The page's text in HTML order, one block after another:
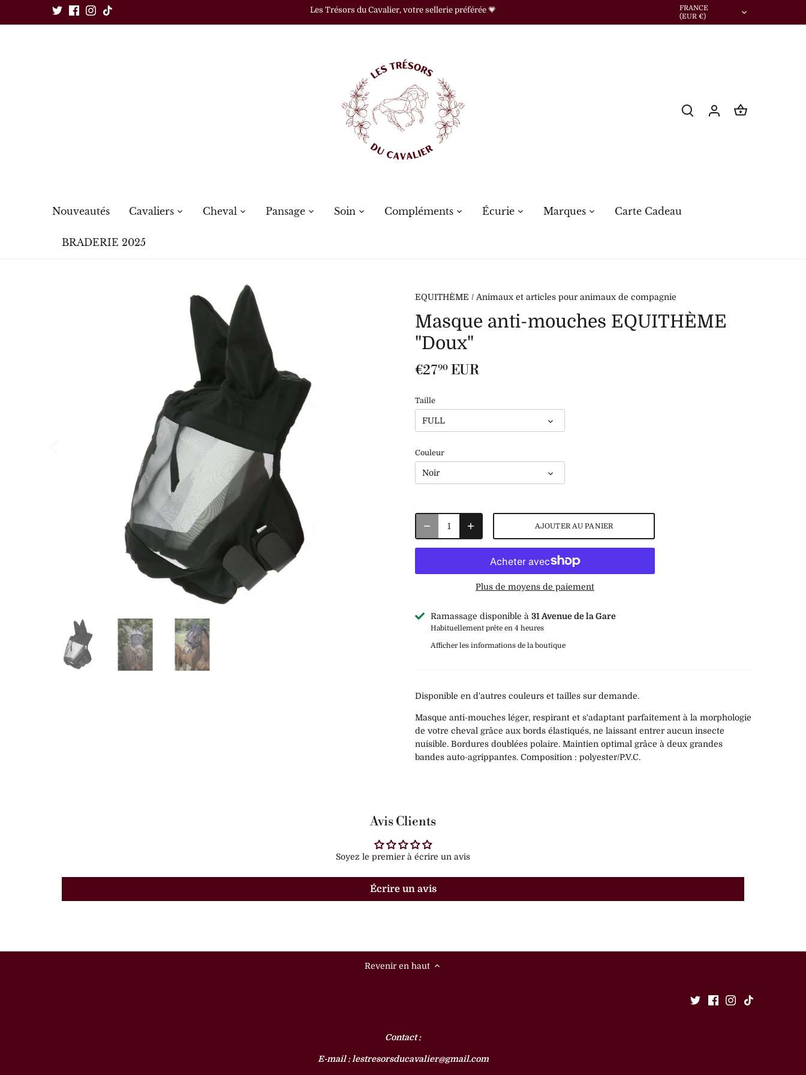
contenu
Les Trésors du Cavalier, votre sellerie préférée 💗 Devise
FRANCE
(EUR €)
Nouveautés Cavaliers Cheval Pansage Soin Compléments Écurie Marques Carte Cadeau
BRADERIE 2025
EQUITHÈME / Animaux et articles pour animaux de compagnie
Masque anti-mouches EQUITHÈME
"Doux"
€2790 EUR
Taille
FULL
Couleur
Noir
AJOUTER AU PANIER
Plus de moyens de paiement
Ramassage disponible à 31 Avenue de la Gare
Habituellement prête en 4 heures
Afficher les informations de la boutique
Disponible en d'autres couleurs et tailles sur demande.
Masque anti-mouches léger, respirant et s'adaptant parfaitement à la morphologie
de votre cheval grâce aux bords élastiqués, ne laissant entrer aucun insecte
nuisible. Bordures doublées polaire. Maintien optimal grâce à deux grandes
bandes auto-agrippantes. Composition : polyester/P.V.C.
Avis Clients
Soyez le premier à écrire un avis
Écrire un avis
Revenir en haut
Contact :
E-mail : lestresorsducavalier@gmail.com